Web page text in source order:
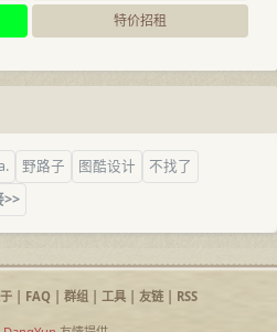
特价招租
野路子 图酷设计
不找了
>>
| FAQ| 群组| 工具| 友链| RSS